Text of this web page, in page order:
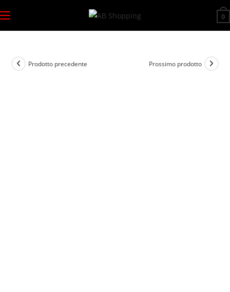
al
contenuto
0
Prodotto precedente Prossimo prodotto